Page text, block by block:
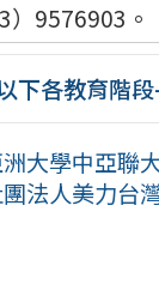
）9576903。
下各教育階
大學中亞聯
法人美力台